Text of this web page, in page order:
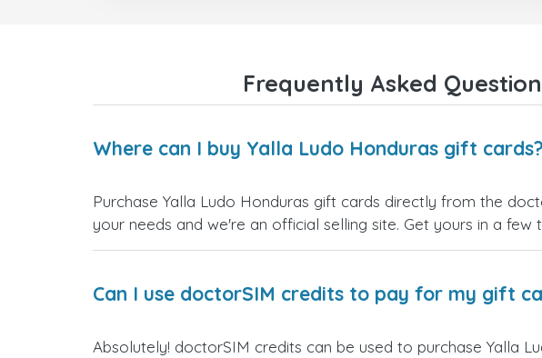
Frequently Asked
Where can I buy Yalla Ludo Honduras gift cards?
Purchase Yalla Ludo Honduras gift cards directly from the
your needs and we're an official selling site. Get yours in a few
Can I use doctorSIM credits to pay for my gift
Absolutely! doctorSIM credits can be used to purchase Yalla